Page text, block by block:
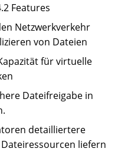
Features
Netzwerkverkehr
von Dateien
für virtuelle
Dateifreigabe in
detailliertere
liefern